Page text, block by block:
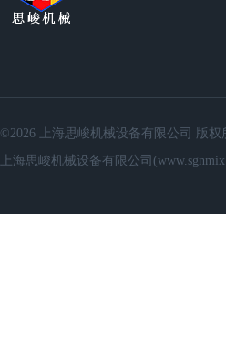
©2026 上海思峻机械设备有限公司 版权
上海思峻机械设备有限公司